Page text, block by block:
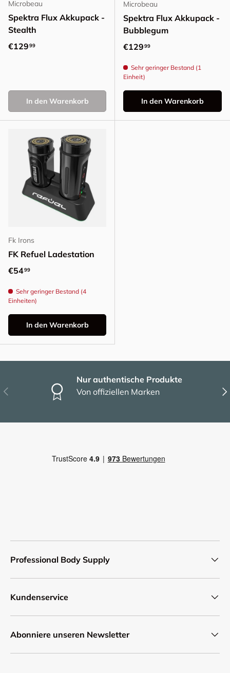
Microbeau
Spektra Flux Akkupack -
Stealth
Normaler Preis
€12999
In den Warenkorb
Microbeau
Spektra Flux Akkupack -
Bubblegum
Normaler Preis
€12999
Sehr geringer Bestand (1
Einheit)
In den Warenkorb
Fk Irons
FK Refuel Ladestation
Normaler Preis
€5499
Sehr geringer Bestand (4
Einheiten)
In den Warenkorb
Vorherige
Nur authentische Produkte
Von offiziellen Marken
Professional Body Supply
Kundenservice
Abonniere unseren Newsletter